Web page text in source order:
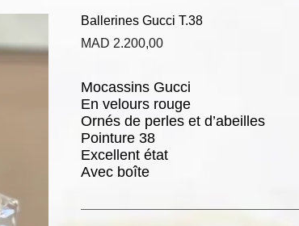
Ballerines Gucci T.38
MAD 2.200,00
Mocassins Gucci
En velours rouge
Ornés de perles et d’abeilles
Pointure 38
Excellent état
Avec boîte